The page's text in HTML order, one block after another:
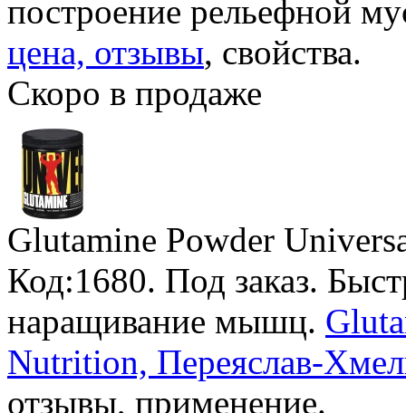
построение рельефной
цена, отзывы, свойства.
Скоро в продаже
Glutamine Powder
Код:1680. Под заказ.
наращивание мышц.
Nutrition, Переяслав-
отзывы, применение.